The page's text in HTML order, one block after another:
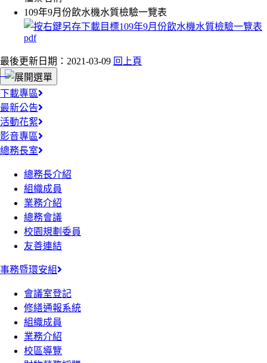
109年9月份飲水機水質檢驗一覽表
最後更新日期：2021-03-09 回上頁
:::
下載專區
最新公告
活動花絮
影音專區
總務長室
總務長介紹
組織成員
業務介紹
總務會議
校園規劃委員
友善連結
事務暨環安組
會議室登記
修繕通報系統
組織成員
業務介紹
校區導覽